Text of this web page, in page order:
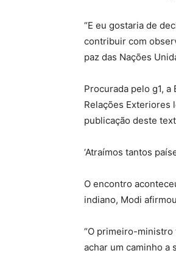
“E eu gostaria de
contribuir com
paz das Nações
Procurada pelo g1, a
Relações Exteriores
publicação deste
‘Atraímos tantos
O encontro
indiano, Modi
“O primeiro-ministro
achar um caminho a